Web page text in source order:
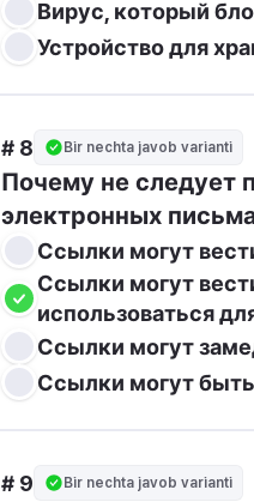
Вирус, который
Устройство для
# 8 Bir nechta javob varianti
Почему не следует
электронных
Ссылки могут
Ссылки могут
использоваться
Ссылки могут
Ссылки могут
# 9 Bir nechta javob varianti